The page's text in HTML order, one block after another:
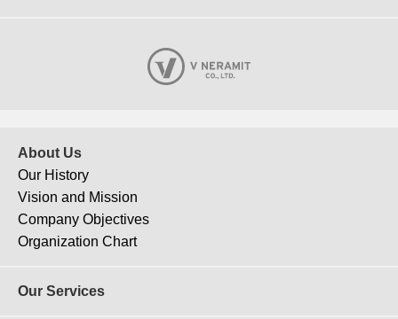
J-155
Chapter one cross thonglor
About Us
Our History
Vision and Mission
Company Objectives
Organization Chart
Our Services